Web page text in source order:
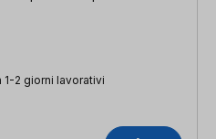
1-2 giorni lavorativi